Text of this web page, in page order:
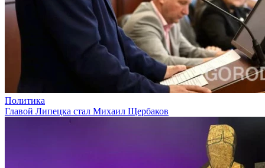
Политика
Главой Липецка стал Михаил Щербаков